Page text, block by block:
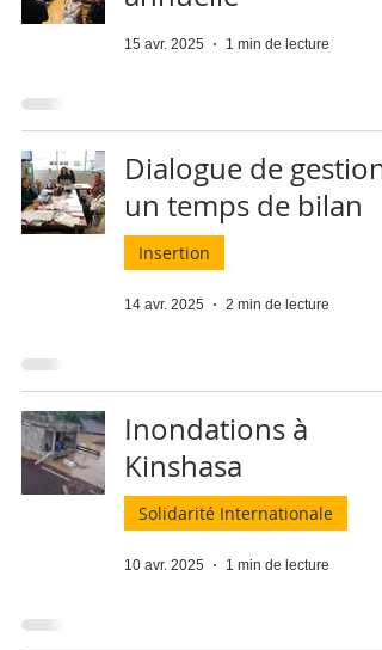
15 avr. 2025 1 min de lecture
Dialogue de gestion :
un temps de bilan
Insertion
14 avr. 2025 2 min de lecture
Inondations à
Kinshasa
Solidarité Internationale
10 avr. 2025 1 min de lecture